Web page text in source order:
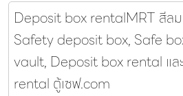
Deposit box rentalMRT สีล
Safety deposit box, Safe
vault, Deposit box rental แ
rental ตู้เซฟ.com